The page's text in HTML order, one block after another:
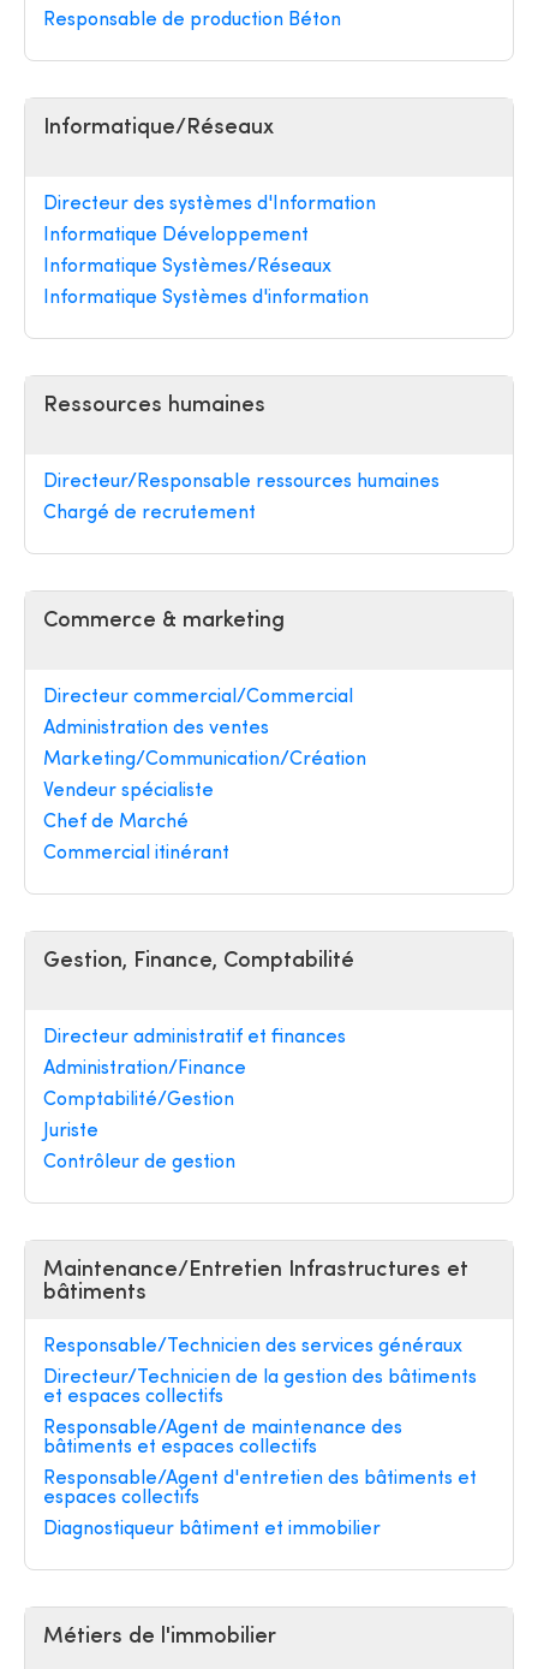
Responsable de production Béton
Informatique/Réseaux
Directeur des systèmes d'Information
Informatique Développement
Informatique Systèmes/Réseaux
Informatique Systèmes d'information
Ressources humaines
Directeur/Responsable ressources humaines
Chargé de recrutement
Commerce & marketing
Directeur commercial/Commercial
Administration des ventes
Marketing/Communication/Création
Vendeur spécialiste
Chef de Marché
Commercial itinérant
Gestion, Finance, Comptabilité
Directeur administratif et finances
Administration/Finance
Comptabilité/Gestion
Juriste
Contrôleur de gestion
Maintenance/Entretien Infrastructures et
bâtiments
Responsable/Technicien des services généraux
Directeur/Technicien de la gestion des bâtiments
et espaces collectifs
Responsable/Agent de maintenance des
bâtiments et espaces collectifs
Responsable/Agent d'entretien des bâtiments et
espaces collectifs
Diagnostiqueur bâtiment et immobilier
Métiers de l'immobilier